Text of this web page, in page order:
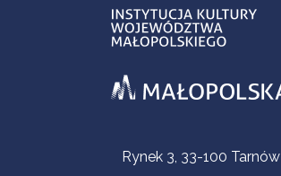
Informacje kontaktoweRynek 3, 33-100 Tarnów